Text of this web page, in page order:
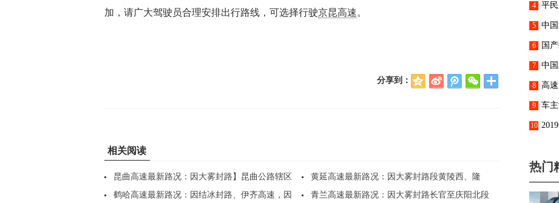
加，请广大驾驶员合理安排出行路线，可选择行驶京昆高速。
分享到：
QQ
新
腾
微
相关阅读
昆曲高速最新路况：因大雾封路】昆曲公路辖区
全..
黄延高速最新路况：因大雾封路段黄陵西、隆
坊、..
鹤哈高速最新路况：因结冰封路、伊齐高速，因
青兰高速最新路况：因大雾封路长官至庆阳北段
4
平
克300
5 中
6 国
7 中
8
高
里！
9
车
倍！
10
热门